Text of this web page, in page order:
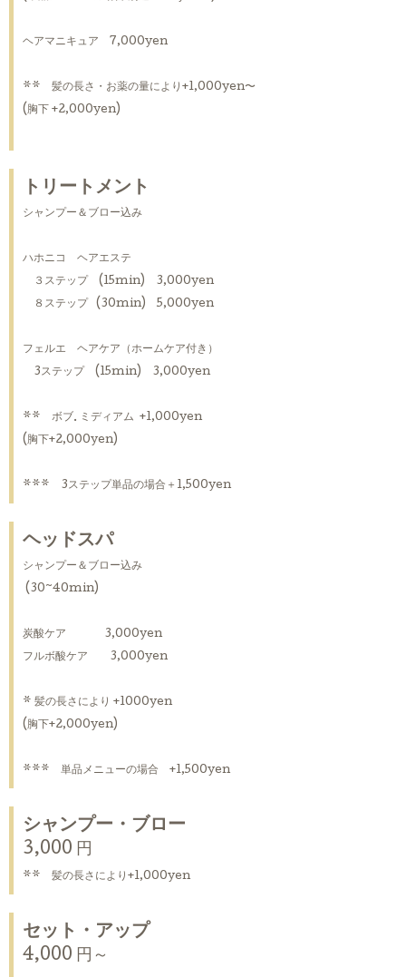
ヘアマニキュア 7,000yen
** 髪の長さ・お薬の量により+1,000yen〜
(胸下 +2,000yen)
トリートメント
シャンプー＆ブロー込み
ハホニコ ヘアエステ
３ステップ (15min) 3,000yen
８ステップ (30min) 5,000yen
フェルエ ヘアケア（ホームケア付き）
3ステップ (15min) 3,000yen
** ボブ. ミディアム +1,000yen
(胸下+2,000yen)
*** 3ステップ単品の場合＋1,500yen
ヘッドスパ
シャンプー＆ブロー込み
(30~40min)
炭酸ケア 3,000yen
フルボ酸ケア 3,000yen
* 髪の長さにより +1000yen
(胸下+2,000yen)
*** 単品メニューの場合 +1,500yen
シャンプー・ブロー
3,000 円
** 髪の長さにより+1,000yen
セット・アップ
4,000 円～